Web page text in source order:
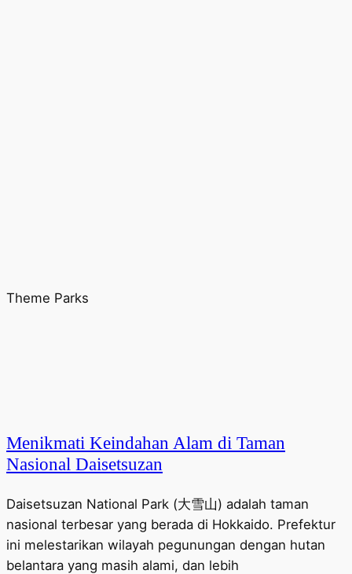
Theme Parks
Menikmati Keindahan Alam di Taman
Nasional Daisetsuzan
Daisetsuzan National Park (大雪山) adalah taman
nasional terbesar yang berada di Hokkaido. Prefektur
ini melestarikan wilayah pegunungan dengan hutan
belantara yang masih alami, dan lebih